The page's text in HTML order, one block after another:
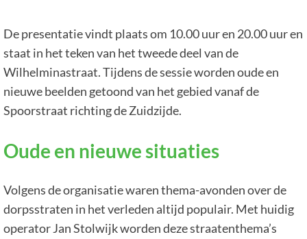
De presentatie vindt plaats om 10.00 uur en 20.00 uur en
staat in het teken van het tweede deel van de
Wilhelminastraat. Tijdens de sessie worden oude en
nieuwe beelden getoond van het gebied vanaf de
Spoorstraat richting de Zuidzijde.
Oude en nieuwe situaties
Volgens de organisatie waren thema-avonden over de
dorpsstraten in het verleden altijd populair. Met huidig
operator Jan Stolwijk worden deze straatenthema’s